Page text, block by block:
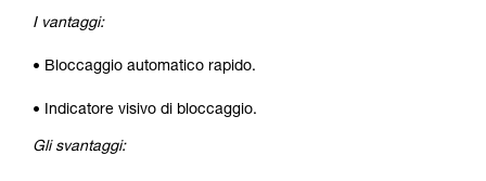
I vantaggi:
• Bloccaggio automatico rapido.
• Indicatore visivo di bloccaggio.
Gli svantaggi: